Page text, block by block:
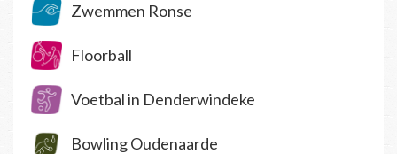
Zwemmen Ronse
Floorball
Voetbal in Denderwindeke
Bowling Oudenaarde